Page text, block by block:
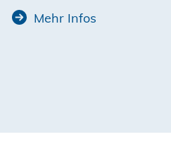
Mehr Infos